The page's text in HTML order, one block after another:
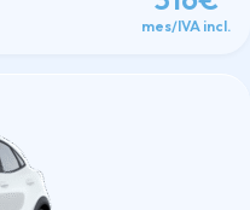
mes/IVA incl.